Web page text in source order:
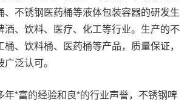
、 不锈钢医药桶等液体包装容器的研发生
酒、饮料、医疗、化工等行业。生产的不
桶、饮料桶、医药桶等产品，质量保证，
泛认可。
*富的经验和良*的行业声誉，不锈钢啤